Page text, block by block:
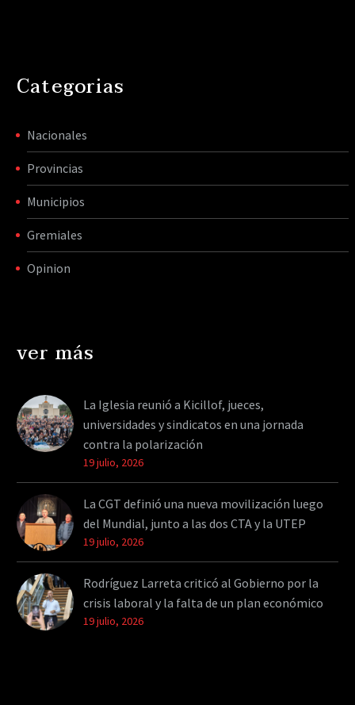
Categorias
Nacionales
Provincias
Municipios
Gremiales
Opinion
ver más
La Iglesia reunió a Kicillof, jueces,
universidades y sindicatos en una jornada
contra la polarización
19 julio, 2026
La CGT definió una nueva movilización luego
del Mundial, junto a las dos CTA y la UTEP
19 julio, 2026
Rodríguez Larreta criticó al Gobierno por la
crisis laboral y la falta de un plan económico
19 julio, 2026